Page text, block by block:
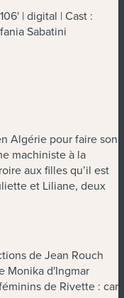
| digital | Cast :
Sabatini
Algérie pour faire son
machiniste à la
aux filles qu’il est
et Liliane, deux
de Jean Rouch
Monika d'Ingmar
de Rivette : car